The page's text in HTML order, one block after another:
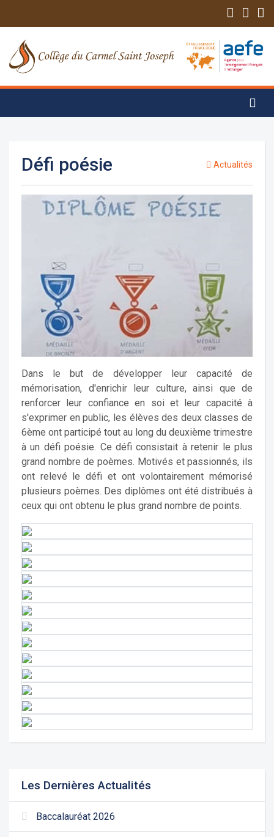
Défi poésie Actualités
Dans le but de développer leur capacité de
mémorisation, d'enrichir leur culture, ainsi que de
renforcer leur confiance en soi et leur capacité à
s'exprimer en public, les élèves des deux classes de
6ème ont participé tout au long du deuxième trimestre
à un défi poésie. Ce défi consistait à retenir le plus
grand nombre de poèmes. Motivés et passionnés, ils
ont relevé le défi et ont volontairement mémorisé
plusieurs poèmes. Des diplômes ont été distribués à
ceux qui ont obtenu le plus grand nombre de points.
Les Dernières Actualités
Baccalauréat 2026